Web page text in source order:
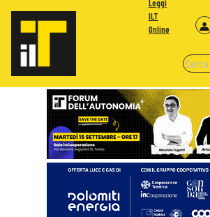
Leggi
ILT
Online